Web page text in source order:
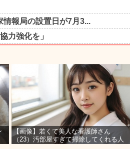
【画像】若くて美人な看護師さん
（23）汚部屋すぎて掃除してくれる人